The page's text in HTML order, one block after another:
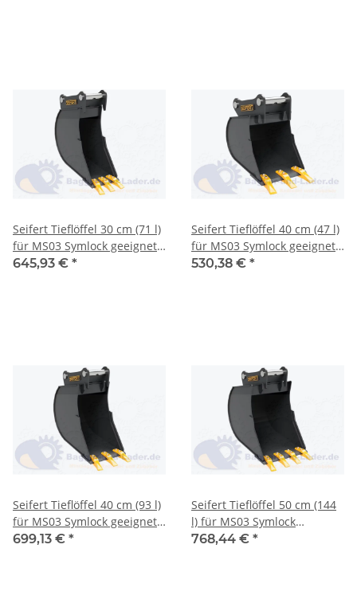
Seifert Tieflöffel 30 cm (71 l)
für MS03 Symlock geeignet
für Minibagger 3 -5 to. (
645,93 € *
Seifert Tieflöffel 40 cm (47 l)
für MS03 Symlock geeignet
für Minibagger 2 -3 to. (
530,38 € *
Seifert Tieflöffel 40 cm (93 l)
für MS03 Symlock geeignet
für Minibagger 3 -5 to. (
699,13 € *
Seifert Tieflöffel 50 cm (144
l) für MS03 Symlock
geeignet für Minibagger 3 -5
768,44 € *